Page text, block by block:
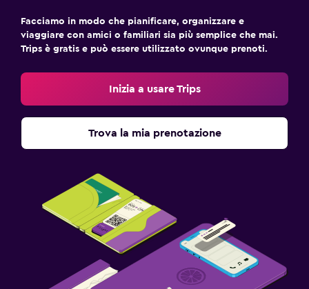
Facciamo in modo che pianificare, organizzare e
viaggiare con amici o familiari sia più semplice che mai.
Trips è gratis e può essere utilizzato ovunque prenoti.
Inizia a usare Trips
Trova la mia prenotazione